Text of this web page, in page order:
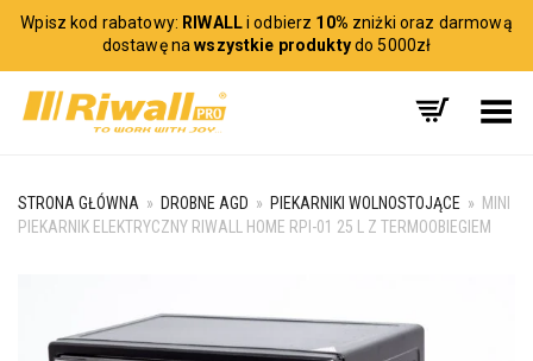
Wpisz kod rabatowy: RIWALLi odbierz 10% zniżki oraz darmową
dostawę nawszystkie produktydo 5000zł
Toggle Menu
STRONA GŁÓWNA » DROBNE AGD » PIEKARNIKI WOLNOSTOJĄCE » MINI
PIEKARNIK ELEKTRYCZNY RIWALL HOME RPI-01 25 L Z TERMOOBIEGIEM